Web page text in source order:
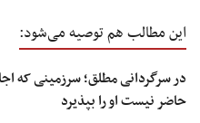
این مطالب هم توصیه می‌شود:
در سرگردانی مطلق؛ سرزمینی که
حاضر نیست او را بپذیرد